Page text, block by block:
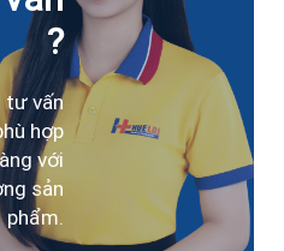
?
tư vấn
hợp
với
sản
phẩm.